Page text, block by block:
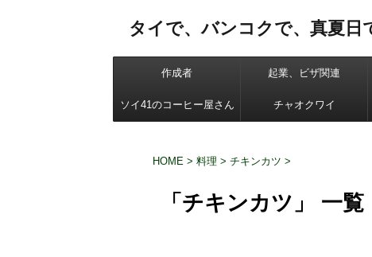
タイで、バンコクで、真夏日
作成者 起業、ビザ関連
ソイ41のコーヒー屋さん チャオクワイ
HOME > 料理 > チキンカツ >
「チキンカツ」 一覧